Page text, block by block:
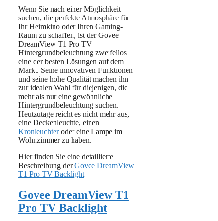
Wenn Sie nach einer Möglichkeit
suchen, die perfekte Atmosphäre für
Ihr Heimkino oder Ihren Gaming-
Raum zu schaffen, ist der Govee
DreamView T1 Pro TV
Hintergrundbeleuchtung zweifellos
eine der besten Lösungen auf dem
Markt. Seine innovativen Funktionen
und seine hohe Qualität machen ihn
zur idealen Wahl für diejenigen, die
mehr als nur eine gewöhnliche
Hintergrundbeleuchtung suchen.
Heutzutage reicht es nicht mehr aus,
eine Deckenleuchte, einen
Kronleuchteroder eine Lampe im
Wohnzimmer zu haben.
Hier finden Sie eine detaillierte
Beschreibung derGovee DreamView
T1 Pro TV Backlight
Govee DreamView T1
Pro TV Backlight